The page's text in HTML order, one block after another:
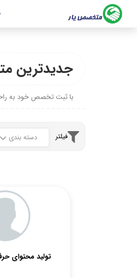
جدیدترین
با ثبت تخصص خود به
فیلتر دسته بندی
تولید محتوای